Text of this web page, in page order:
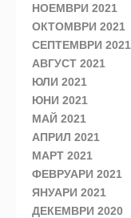
НОЕМВРИ 2021
ОКТОМВРИ 2021
СЕПТЕМВРИ 2021
АВГУСТ 2021
ЮЛИ 2021
ЮНИ 2021
МАЙ 2021
АПРИЛ 2021
МАРТ 2021
ФЕВРУАРИ 2021
ЯНУАРИ 2021
ДЕКЕМВРИ 2020